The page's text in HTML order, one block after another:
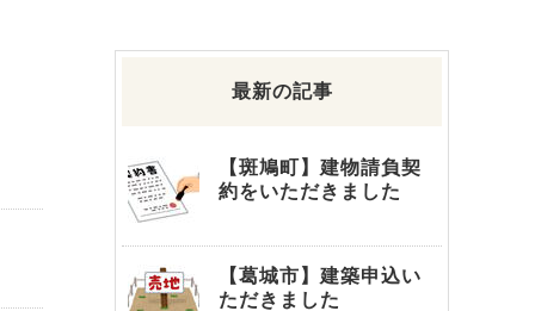
最新の記事
【斑鳩町】建物請負契
約をいただきました
【葛城市】建築申込い
ただきました